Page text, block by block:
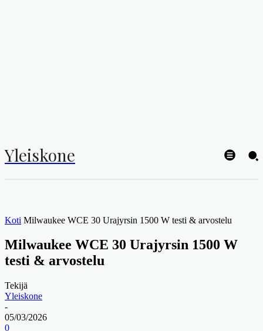
Yleiskone
Koti Milwaukee WCE 30 Urajyrsin 1500 W testi & arvostelu
Milwaukee WCE 30 Urajyrsin 1500 W
testi & arvostelu
Tekijä
Yleiskone
-
05/03/2026
0